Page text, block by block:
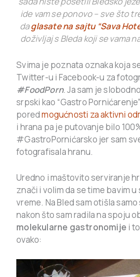
ide vam se ponovo – sve što
daglasate na sajtu “Sava
doživljaj s Bleda koji se vama
Svima je poznata oznaka koja
Twitter-u i Facebook-u za
#FoodPorn. Ja sam je
srpski kao “Gastro Pornićarenje”
poredmogućnosti za aktivni
i hrana pa je putovanje bilo
#GastroPornićarsko jer sam
fotografisala hranu.
Uredno i maštovito serviranje
znači i volim da se time bavim
vreme. Na Bled sam otišla
nakon što sam radila na spoju
molekularne gastronomije i
ovako: